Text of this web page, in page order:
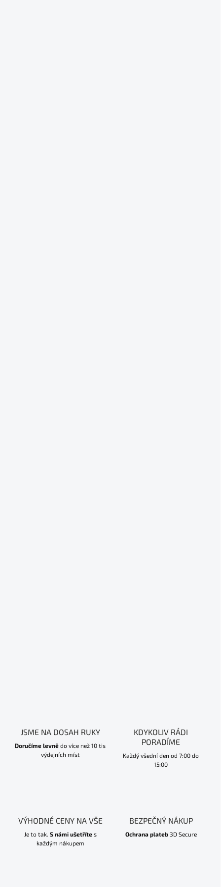
JSME NA DOSAH RUKY
Doručíme levně do více než 10 tis
výdejních míst
KDYKOLIV RÁDI
PORADÍME
Každý všední den od 7:00 do
15:00
VÝHODNÉ CENY NA VŠE
Je to tak. S námi ušetřítes
každým nákupem
BEZPEČNÝ NÁKUP
Ochrana plateb3D Secure